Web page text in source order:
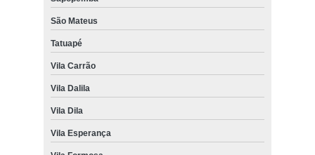
São Mateus
Tatuapé
Vila Carrão
Vila Dalila
Vila Dila
Vila Esperança